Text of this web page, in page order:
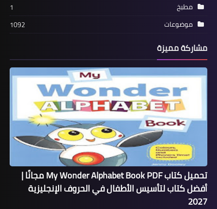
مطبخ
1
موضوعات
1092
مشاركة مميزة
تحميل كتاب My Wonder Alphabet Book PDF مجانًا |
أفضل كتاب لتأسيس الأطفال في الحروف الإنجليزية
2027